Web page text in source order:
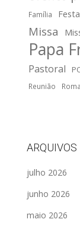
Família Festa
Missa
Papa
Pastoral
Reunião
ARQUIVOS
julho 2026
junho 2026
maio 2026